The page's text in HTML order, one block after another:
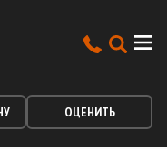
ОЦЕНИТЬ